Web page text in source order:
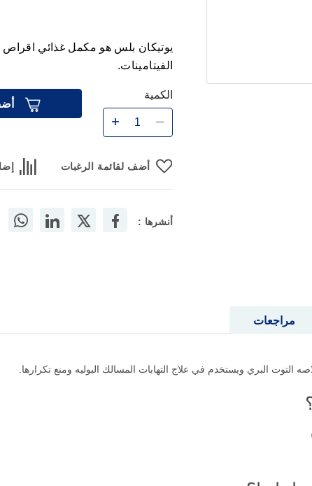
يوتيكان بلس هو مكمل غذائي اقراص
الفيتامينات.
الكمية
أضف لقائمة الرغبات
أنشرها :
البري ويستخدم في علاج التهابات المسالك البوليه ومنع تكرارها.
مراجعات